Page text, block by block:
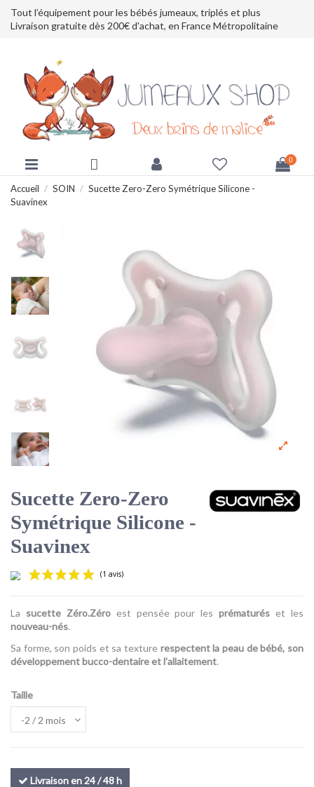
Tout l’équipement pour les bébés jumeaux, triplés et plus
Livraison gratuite dès 200€ d'achat, en France Métropolitaine
0
Accueil SOIN
Sucette Zero-Zero Symétrique Silicone -
Suavinex
Sucette Zero-Zero
Symétrique Silicone -
Suavinex
La sucette Zéro.Zéroest pensée pour lesprématurés et les
nouveau-nés.
Sa forme, son poids et sa texture respectent la peau de bébé, son
développement bucco-dentaire et l'allaitement.
Taille
Livraison en 24 / 48 h